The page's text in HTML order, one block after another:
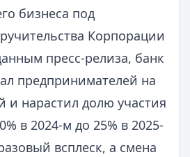
бизнеса под
Корпорации
пресс-релиза, банк
предпринимателей на
и нарастил долю участия
в 2024-м до 25% в 2025-
всплеск, а смена